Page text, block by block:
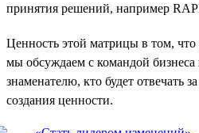
принятия решений, например
Ценность этой матрицы в том,
мы обсуждаем с командой
знаменателю, кто будет отвечать
создания ценности.